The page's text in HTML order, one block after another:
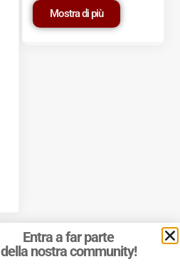
Mostra di più
Entra a far parte
della nostra community!